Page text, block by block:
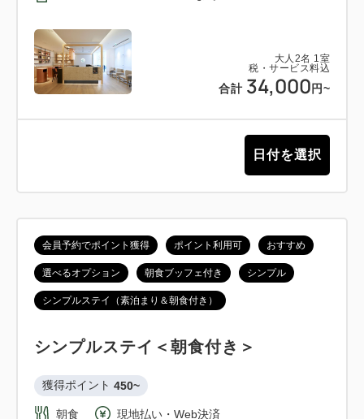
大人 2名 1 室
税・サービス料込
合計 34,000 円~
日付を選択
会員予約でポイント獲得 ポイント利用可 おすすめ
選べるオプション 朝食ブッフェ付き シンプル
シンプルステイ（素泊まり＆朝食付き）
シンプルステイ＜朝食付き＞
獲得ポイント 450~
朝食 現地払い・Web決済